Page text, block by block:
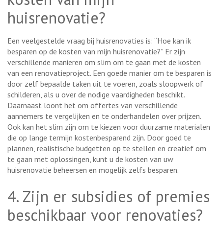
huisrenovatie?
Een veelgestelde vraag bij huisrenovaties is: “Hoe kan ik
besparen op de kosten van mijn huisrenovatie?” Er zijn
verschillende manieren om slim om te gaan met de kosten
van een renovatieproject. Een goede manier om te besparen is
door zelf bepaalde taken uit te voeren, zoals sloopwerk of
schilderen, als u over de nodige vaardigheden beschikt.
Daarnaast loont het om offertes van verschillende
aannemers te vergelijken en te onderhandelen over prijzen.
Ook kan het slim zijn om te kiezen voor duurzame materialen
die op lange termijn kostenbesparend zijn. Door goed te
plannen, realistische budgetten op te stellen en creatief om
te gaan met oplossingen, kunt u de kosten van uw
huisrenovatie beheersen en mogelijk zelfs besparen.
4. Zijn er subsidies of premies
beschikbaar voor renovaties?